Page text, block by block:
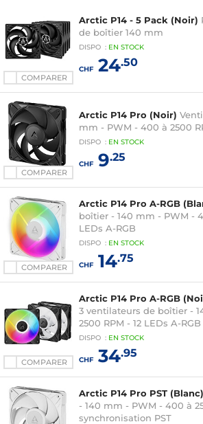
COMPARER
Arctic P14 - 5 Pack (Noir)
de boîtier 140 mm
DISPO : EN STOCK
CHF24.50
COMPARER
Arctic P14 Pro (Noir)
mm - PWM - 400 à 2500
DISPO : EN STOCK
CHF9.25
COMPARER
Arctic P14 Pro A-RGB
boîtier - 140 mm - PWM -
LEDs A-RGB
DISPO : EN STOCK
CHF14.75
COMPARER
Arctic P14 Pro A-RGB
3 ventilateurs de boîtier -
2500 RPM - 12 LEDs A-RGB
DISPO : EN STOCK
CHF34.95
Arctic P14 Pro PST (Blanc)
- 140 mm - PWM - 400 à
synchronisation PST